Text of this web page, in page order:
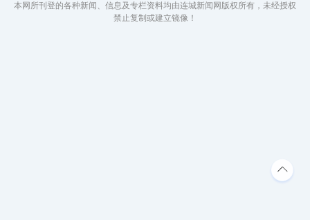
本网所刊登的各种新闻、信息及专栏资料均由连城新闻网版权所有，未经授权
禁止复制或建立镜像！